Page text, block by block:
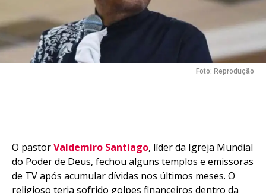
Foto: Reprodução
O pastorValdemiro Santiago, líder da Igreja Mundial
do Poder de Deus, fechou alguns templos e emissoras
de TV após acumular dívidas nos últimos meses. O
religioso teria sofrido golpes financeiros dentro da